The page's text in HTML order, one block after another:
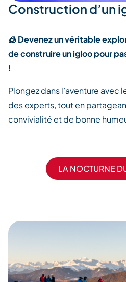
Construction d’un
🧊 Devenez un véritable
de construire un igloo pour
!
Plongez dans l’aventure avec
des experts, tout en
convivialité et de bonne
LA NOCTURNE